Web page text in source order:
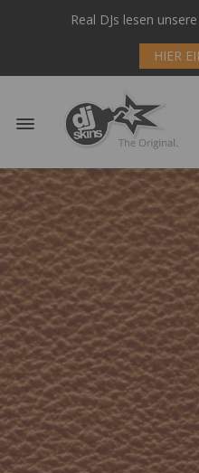
Real DJs lesen
HIER